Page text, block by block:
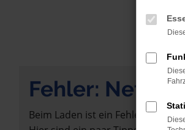
Fehler:
Beim Laden ist ein Fehler